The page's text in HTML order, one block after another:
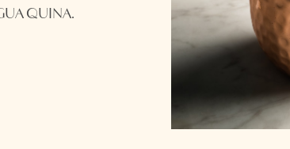
QUINA.